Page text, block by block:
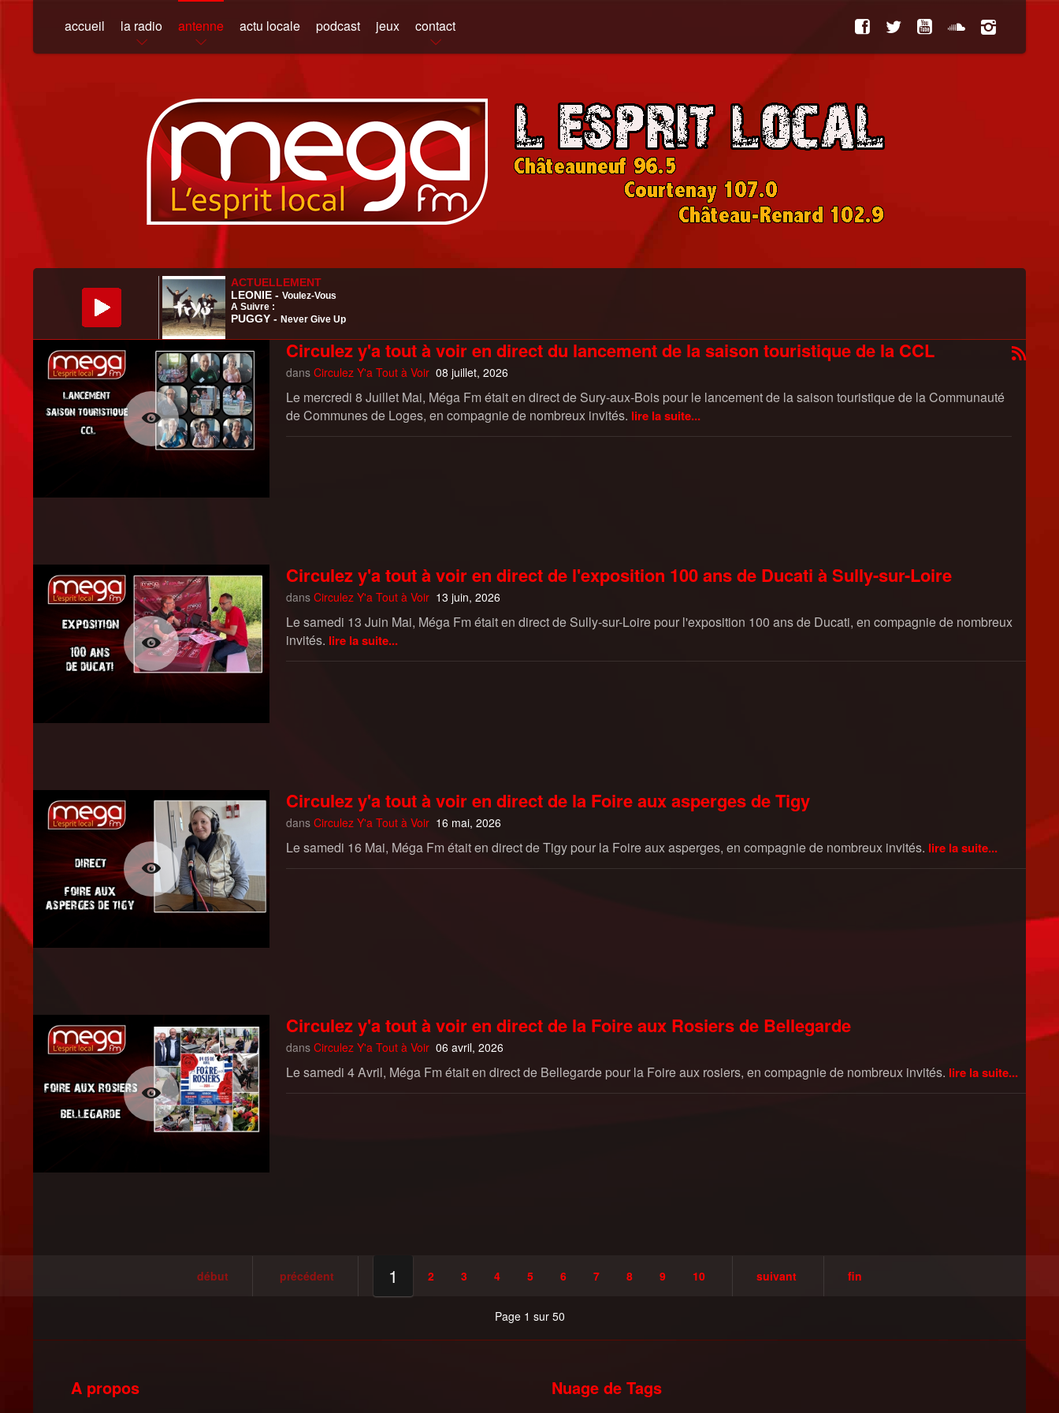
accueil la radio antenne actu locale podcast jeux contact
Circulez y'a tout à voir en direct du lancement de la saison touristique de la CCL
dans Circulez Y'a Tout à Voir 08 juillet, 2026
Le mercredi 8 Juillet Mai, Méga Fm était en direct de Sury-aux-Bois pour le lancement de la saison touristique de la Communauté
de Communes de Loges, en compagnie de nombreux invités. lire la suite...
Circulez y'a tout à voir en direct de l'exposition 100 ans de Ducati à Sully-sur-Loire
dans Circulez Y'a Tout à Voir 13 juin, 2026
Le samedi 13 Juin Mai, Méga Fm était en direct de Sully-sur-Loire pour l'exposition 100 ans de Ducati, en compagnie de nombreux
invités. lire la suite...
Circulez y'a tout à voir en direct de la Foire aux asperges de Tigy
dans Circulez Y'a Tout à Voir 16 mai, 2026
Le samedi 16 Mai, Méga Fm était en direct de Tigy pour la Foire aux asperges, en compagnie de nombreux invités. lire la suite...
Circulez y'a tout à voir en direct de la Foire aux Rosiers de Bellegarde
dans Circulez Y'a Tout à Voir 06 avril, 2026
Le samedi 4 Avril, Méga Fm était en direct de Bellegarde pour la Foire aux rosiers, en compagnie de nombreux invités. lire la suite...
début précédent 1 2 3 4 5 6 7 8 9 10 suivant fin
Page 1 sur 50
A propos Nuage de Tags